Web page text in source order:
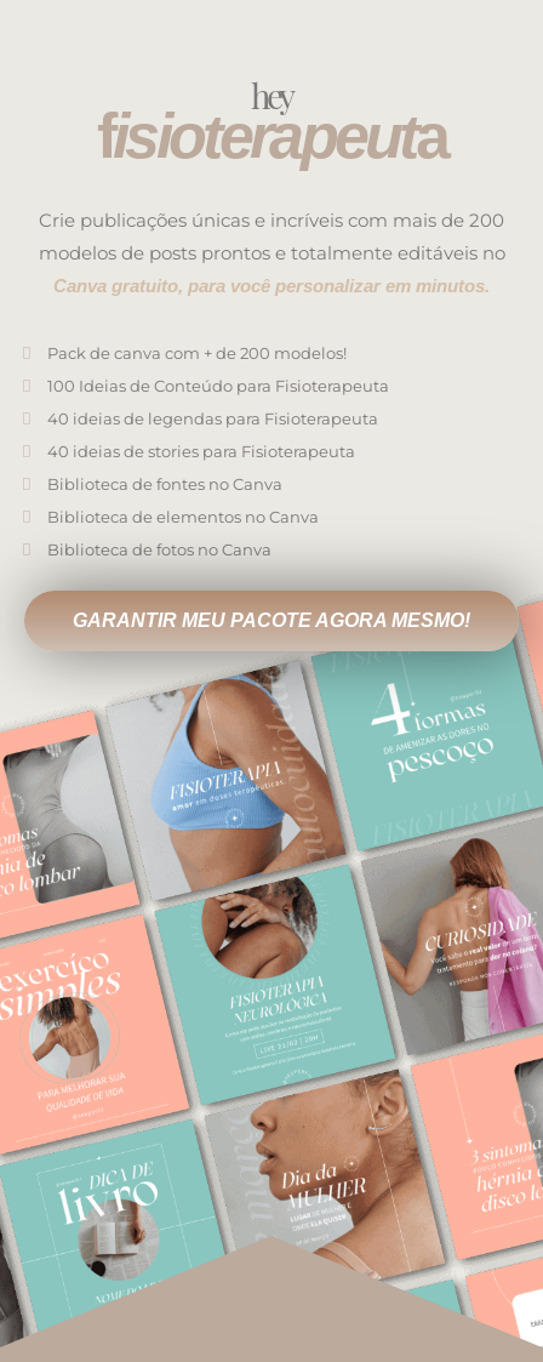
hey
fisioterapeuta
Crie publicações únicas e incríveis com mais de 200
modelos de posts prontos e totalmente editáveis no
Canva gratuito, para você personalizar em minutos.
Pack de canva com + de 200 modelos!
100 Ideias de Conteúdo para Fisioterapeuta
40 ideias de legendas para Fisioterapeuta
40 ideias de stories para Fisioterapeuta
Biblioteca de fontes no Canva
Biblioteca de elementos no Canva
Biblioteca de fotos no Canva
GARANTIR MEU PACOTE AGORA MESMO!